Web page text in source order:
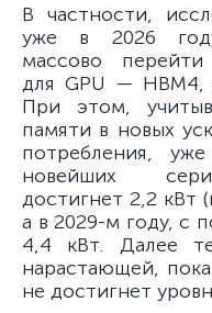
В частности,
уже в 2026
массово
для GPU — HBM4,
При этом,
памяти в новых
потребления,
новейших
достигнет 2,2 кВт
а в 2029-м году, с
4,4 кВт. Далее
нарастающей,
не достигнет